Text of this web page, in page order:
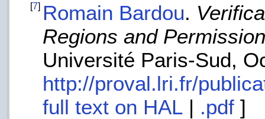
[7] Romain Bardou.
Regions and
Université Paris-Sud,
http://proval.lri.fr/
full text on HAL | .pdf ]